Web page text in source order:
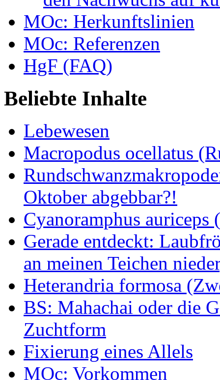
MOc: Herkunftslinien
MOc: Referenzen
HgF (FAQ)
Beliebte Inhalte
Lebewesen
Macropodus ocellatus
Oktober abgebbar?!
Cyanoramphus
Gerade entdeckt:
an meinen Teichen
Heterandria formosa
BS: Mahachai oder die
Zuchtform
Fixierung eines Allels
MOc: Vorkommen